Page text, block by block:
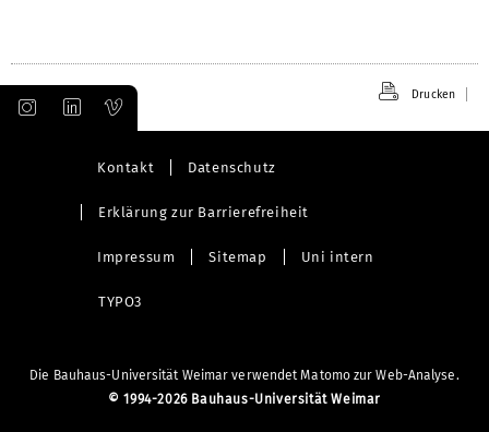
Drucken
Kontakt Datenschutz
Erklärung zur Barrierefreiheit
Impressum Sitemap Uni intern
TYPO3
Die Bauhaus-Universität Weimar verwendet Matomo zur Web-Analyse.
© 1994-2026 Bauhaus-Universität Weimar